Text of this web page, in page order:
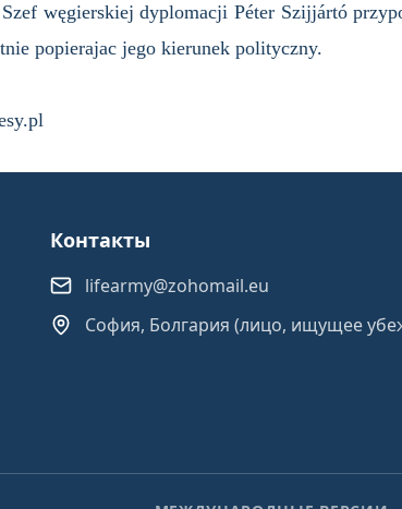
węgierskiej dyplomacji Péter Szijjártó
popierajac jego kierunek polityczny.
Контакты
lifearmy@zohomail.eu
София, Болгария (лицо, ищущее